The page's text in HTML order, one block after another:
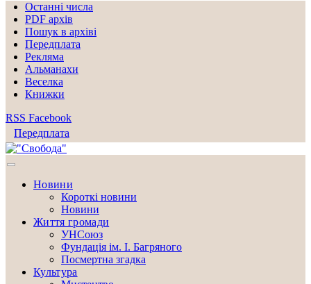
Останні числа
PDF архів
Пошук в архіві
Передплата
Рекляма
Альманахи
Веселка
Книжки
RSS Facebook
Передплата
Новини
Короткі новини
Новини
Життя громади
УНСоюз
Фундація ім. І. Багряного
Посмертна згадка
Культура